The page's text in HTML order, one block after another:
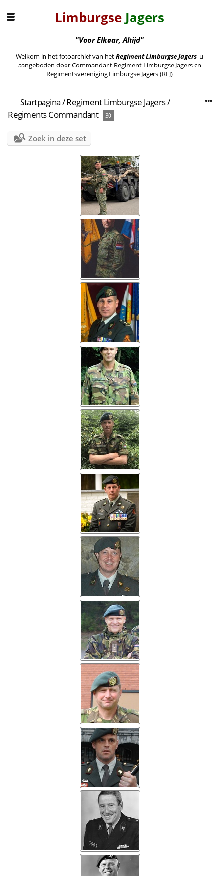
Limburgse Jagers
"Voor Elkaar, Altijd"
Welkom in het fotoarchief van hetRegiment Limburgse Jagers, u
aangeboden door Commandant Regiment Limburgse Jagers en
Regimentsvereniging Limburgse Jagers (RLJ)
Startpagina/Regiment Limburgse Jagers/
Regiments Commandant
30
Zoek in deze set